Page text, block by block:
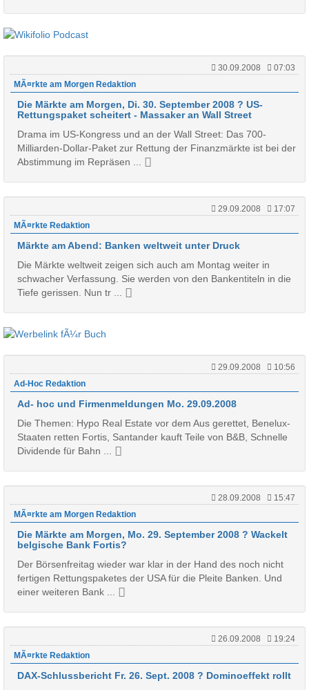
30.09.2008
07:03
MÃ¤rkte am Morgen Redaktion
Die Märkte am Morgen, Di. 30. September 2008 ? US-
Rettungspaket scheitert - Massaker an Wall Street
Drama im US-Kongress und an der Wall Street: Das 700-
Milliarden-Dollar-Paket zur Rettung der Finanzmärkte ist bei der
Abstimmung im Repräsen ...
29.09.2008
17:07
MÃ¤rkte Redaktion
Märkte am Abend: Banken weltweit unter Druck
Die Märkte weltweit zeigen sich auch am Montag weiter in
schwacher Verfassung. Sie werden von den Bankentiteln in die
Tiefe gerissen. Nun tr ...
29.09.2008
10:56
Ad-Hoc Redaktion
Ad- hoc und Firmenmeldungen Mo. 29.09.2008
Die Themen: Hypo Real Estate vor dem Aus gerettet, Benelux-
Staaten retten Fortis, Santander kauft Teile von B&B, Schnelle
Dividende für Bahn ...
28.09.2008
15:47
MÃ¤rkte am Morgen Redaktion
Die Märkte am Morgen, Mo. 29. September 2008 ? Wackelt
belgische Bank Fortis?
Der Börsenfreitag wieder war klar in der Hand des noch nicht
fertigen Rettungspaketes der USA für die Pleite Banken. Und
einer weiteren Bank ...
26.09.2008
19:24
MÃ¤rkte Redaktion
DAX-Schlussbericht Fr. 26. Sept. 2008 ? Dominoeffekt rollt